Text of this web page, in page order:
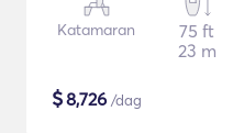
Katamaran
75 ft
23 m
$8,726 /dag